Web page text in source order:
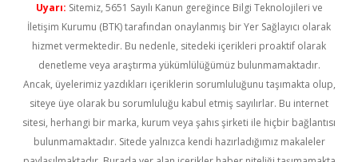
Uyarı: Sitemiz, 5651 Sayılı Kanun gereğince Bilgi Teknolojileri ve
İletişim Kurumu (BTK) tarafından onaylanmış bir Yer Sağlayıcı olarak
hizmet vermektedir. Bu nedenle, sitedeki içerikleri proaktif olarak
denetleme veya araştırma yükümlülüğümüz bulunmamaktadır.
Ancak, üyelerimiz yazdıkları içeriklerin sorumluluğunu taşımakta olup,
siteye üye olarak bu sorumluluğu kabul etmiş sayılırlar. Bu internet
sitesi, herhangi bir marka, kurum veya şahıs şirketi ile hiçbir bağlantısı
bulunmamaktadır. Sitede yalnızca kendi hazırladığımız makaleler